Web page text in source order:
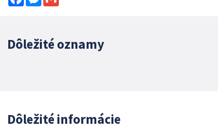
Dôležité oznamy
Dôležité informácie